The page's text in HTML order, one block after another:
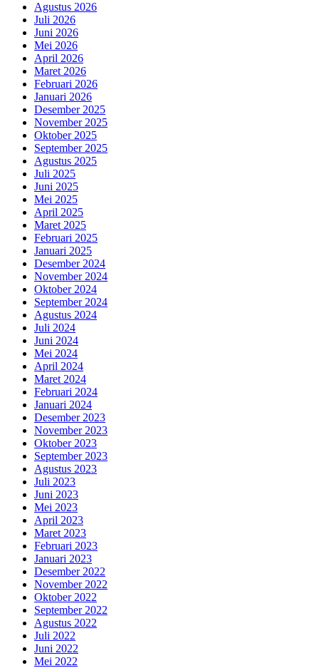
Agustus 2026
Juli 2026
Juni 2026
Mei 2026
April 2026
Maret 2026
Februari 2026
Januari 2026
Desember 2025
November 2025
Oktober 2025
September 2025
Agustus 2025
Juli 2025
Juni 2025
Mei 2025
April 2025
Maret 2025
Februari 2025
Januari 2025
Desember 2024
November 2024
Oktober 2024
September 2024
Agustus 2024
Juli 2024
Juni 2024
Mei 2024
April 2024
Maret 2024
Februari 2024
Januari 2024
Desember 2023
November 2023
Oktober 2023
September 2023
Agustus 2023
Juli 2023
Juni 2023
Mei 2023
April 2023
Maret 2023
Februari 2023
Januari 2023
Desember 2022
November 2022
Oktober 2022
September 2022
Agustus 2022
Juli 2022
Juni 2022
Mei 2022